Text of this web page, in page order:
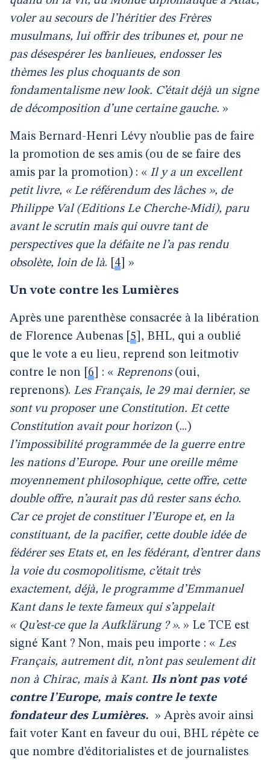
voler au secours de l’héritier des Frères
musulmans, lui offrir des tribunes et, pour ne
pas désespérer les banlieues, endosser les
thèmes les plus choquants de son
fondamentalisme new look. C’était déjà un signe
de décomposition d’une certaine gauche. »
Mais Bernard-Henri Lévy n’oublie pas de faire
la promotion de ses amis (ou de se faire des
amis par la promotion) : « Il y a un excellent
petit livre, « Le référendum des lâches », de
Philippe Val (Editions Le Cherche-Midi), paru
avant le scrutin mais qui ouvre tant de
perspectives que la défaite ne l’a pas rendu
obsolète, loin de là. 4 »
Un vote contre les Lumières
Après une parenthèse consacrée à la libération
de Florence Aubenas 5 , BHL, qui a oublié
que le vote a eu lieu, reprend son leitmotiv
contre le non 6 : « Reprenons (oui,
reprenons). Les Français, le 29 mai dernier, se
sont vu proposer une Constitution. Et cette
Constitution avait pour horizon (...)
l’impossibilité programmée de la guerre entre
les nations d’Europe. Pour une oreille même
moyennement philosophique, cette offre, cette
double offre, n’aurait pas dû rester sans écho.
Car ce projet de constituer l’Europe et, en la
constituant, de la pacifier, cette double idée de
fédérer ses Etats et, en les fédérant, d’entrer dans
la voie du cosmopolitisme, c’était très
exactement, déjà, le programme d’Emmanuel
Kant dans le texte fameux qui s’appelait
« Qu’est-ce que la Aufklärung ? ». » Le TCE est
signé Kant ? Non, mais peu importe : « Les
Français, autrement dit, n’ont pas seulement dit
non à Chirac, mais à Kant. Ils n’ont pas voté
contre l’Europe, mais contre le texte
fondateur des Lumières. » Après avoir ainsi
fait voter Kant en faveur du oui, BHL répète ce
que nombre d’éditorialistes et de journalistes